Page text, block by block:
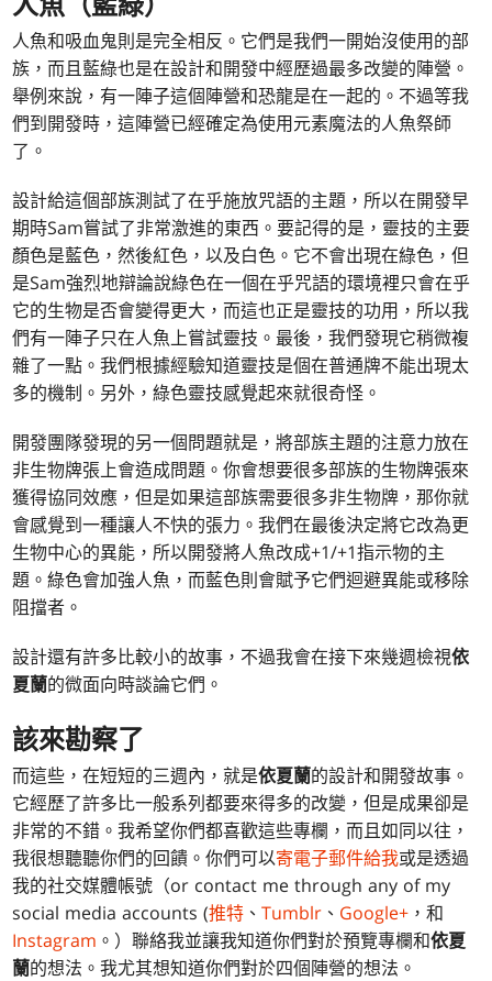
人魚（藍綠）
人魚和吸血鬼則是完全相反。它們是我們一開始沒使用的部
族，而且藍綠也是在設計和開發中經歷過最多改變的陣營。
舉例來說，有一陣子這個陣營和恐龍是在一起的。不過等我
們到開發時，這陣營已經確定為使用元素魔法的人魚祭師
了。
設計給這個部族測試了在乎施放咒語的主題，所以在開發早
期時Sam嘗試了非常激進的東西。要記得的是，靈技的主要
顏色是藍色，然後紅色，以及白色。它不會出現在綠色，但
是Sam強烈地辯論說綠色在一個在乎咒語的環境裡只會在乎
它的生物是否會變得更大，而這也正是靈技的功用，所以我
們有一陣子只在人魚上嘗試靈技。最後，我們發現它稍微複
雜了一點。我們根據經驗知道靈技是個在普通牌不能出現太
多的機制。另外，綠色靈技感覺起來就很奇怪。
開發團隊發現的另一個問題就是，將部族主題的注意力放在
非生物牌張上會造成問題。你會想要很多部族的生物牌張來
獲得協同效應，但是如果這部族需要很多非生物牌，那你就
會感覺到一種讓人不快的張力。我們在最後決定將它改為更
生物中心的異能，所以開發將人魚改成+1/+1指示物的主
題。綠色會加強人魚，而藍色則會賦予它們迴避異能或移除
阻擋者。
設計還有許多比較小的故事，不過我會在接下來幾週檢視依
夏蘭的微面向時談論它們。
該來勘察了
而這些，在短短的三週內，就是依夏蘭的設計和開發故事。
它經歷了許多比一般系列都要來得多的改變，但是成果卻是
非常的不錯。我希望你們都喜歡這些專欄，而且如同以往，
我很想聽聽你們的回饋。你們可以寄電子郵件給我或是透過
我的社交媒體帳號（or contact me through any of my
social media accounts (推特 、Tumblr 、 Google+ ，和
Instagram 。）聯絡我並讓我知道你們對於預覽專欄和依夏
蘭的想法。我尤其想知道你們對於四個陣營的想法。